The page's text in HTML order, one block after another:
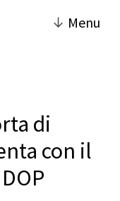
↓ Menu
di
con il